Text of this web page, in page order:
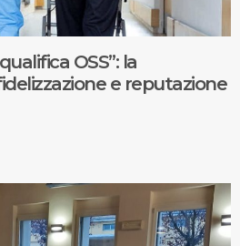
OSS”: la
e reputazione